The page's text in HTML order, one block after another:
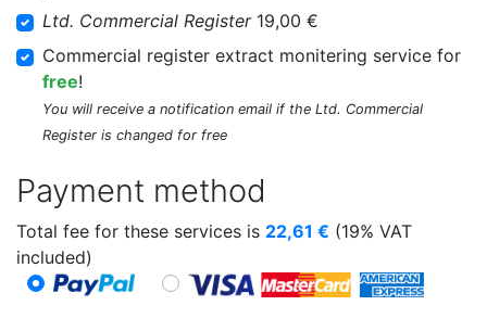
Ltd. Commercial Register19,00 €
Commercial register extract monitering service for
free!
You will receive a notification email if the Ltd. Commercial
Register is changed for free
Payment method
Total fee for these services is 22,61 € (19% VAT
included)